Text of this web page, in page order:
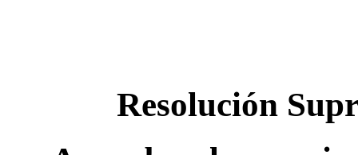
Resolución